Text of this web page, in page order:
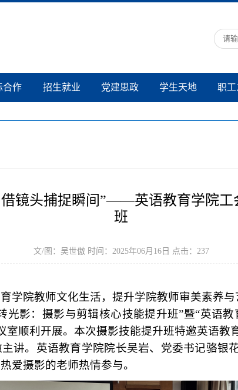
合作 招生就业 党建思政 学生天地 职工
镜头捕捉瞬间”——英语教育学院工
班
文/图：吴世傲 时间：2025年06月16日 点击： 237
学院教师文化生活，提升学院教师审美素养与
光影：摄影与剪辑核心技能提升班”暨“英语
室顺利开展。本次摄影技能提升班特邀英语教
主讲。 英语教育学院院长吴岩、党委书记骆银
爱摄影的老师热情参与。